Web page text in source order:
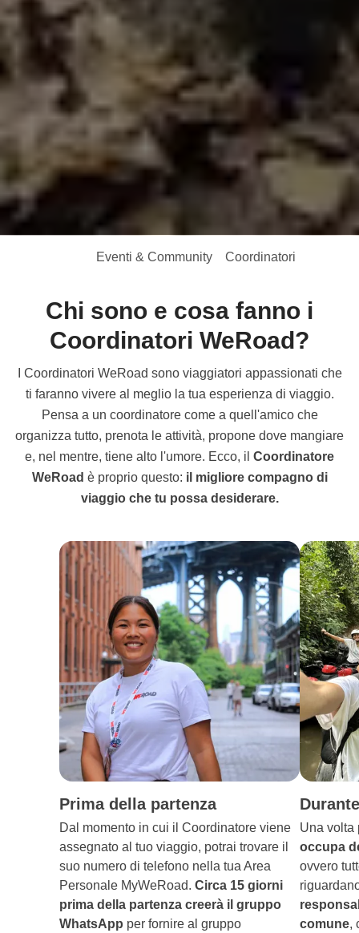
Eventi & Community Coordinatori
Chi sono e cosa fanno i
Coordinatori WeRoad?
I Coordinatori WeRoad sono viaggiatori appassionati che
ti faranno vivere al meglio la tua esperienza di viaggio.
Pensa a un coordinatore come a quell'amico che
organizza tutto, prenota le attività, propone dove mangiare
e, nel mentre, tiene alto l'umore. Ecco, il Coordinatore
WeRoad è proprio questo: il migliore compagno di
viaggio che tu possa desiderare.
Prima della partenza
Dal momento in cui il Coordinatore viene
assegnato al tuo viaggio, potrai trovare il
suo numero di telefono nella tua Area
Personale MyWeRoad. Circa 15 giorni
prima della partenza creerà il gruppo
WhatsApp per fornire al gruppo
Una volta
occupa
ovvero
comune,